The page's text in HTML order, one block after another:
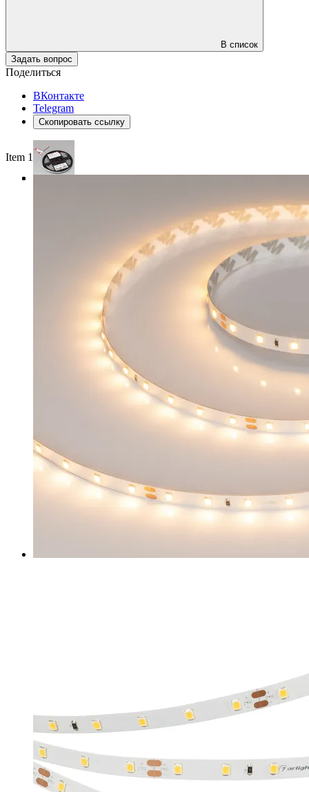
В список
Задать вопрос
Поделиться
ВКонтакте
Telegram
Скопировать ссылку
Item 1 of 4